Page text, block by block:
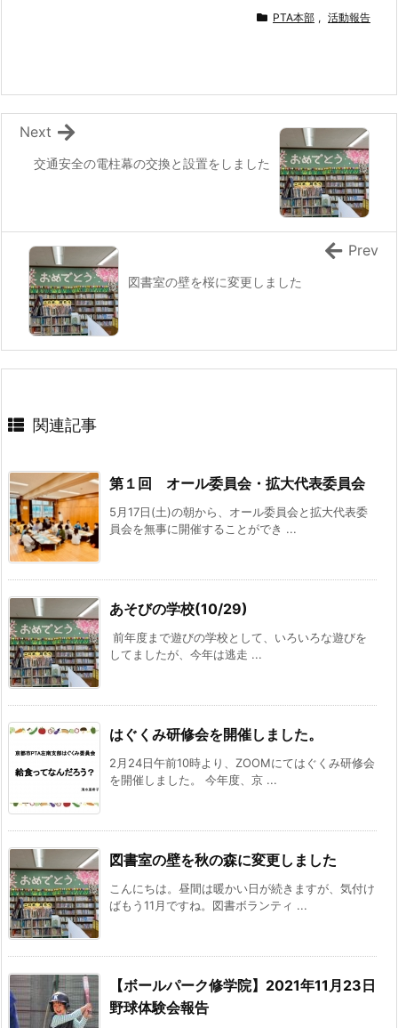
PTA本部 , 活動報告
交通安全の電柱幕の交換と設置をしました
Next
図書室の壁を桜に変更しました
Prev
関連記事
第１回 オール委員会・拡大代表委員会
5月17日(土)の朝から、オール委員会と拡大代表委
員会を無事に開催することができ ...
あそびの学校(10/29)
前年度まで遊びの学校として、いろいろな遊びを
してましたが、今年は逃走 ...
はぐくみ研修会を開催しました。
2月24日午前10時より、ZOOMにてはぐくみ研修会
を開催しました。 今年度、京 ...
図書室の壁を秋の森に変更しました
こんにちは。昼間は暖かい日が続きますが、気付け
ばもう11月ですね。図書ボランティ ...
【ボールパーク修学院】2021年11月23日
野球体験会報告